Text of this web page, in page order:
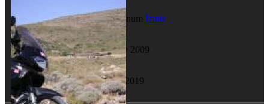
gezent-i
Kamp II ·Konum İzmir
Katılım
15 May 2009
Son görülme
3 Tem 2019